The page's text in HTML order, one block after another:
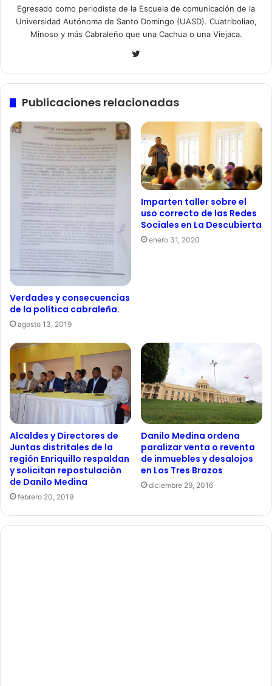
Egresado como periodista de la Escuela de comunicación de la
Universidad Autónoma de Santo Domingo (UASD). Cuatriboliao,
Minoso y más Cabraleño que una Cachua o una Viejaca.
Twitter
Publicaciones relacionadas
Verdades y consecuencias
de la política cabraleña.
agosto 13, 2019
Imparten taller sobre el
uso correcto de las Redes
Sociales en La Descubierta
enero 31, 2020
Alcaldes y Directores de
Juntas distritales de la
región Enriquillo respaldan
y solicitan repostulación
de Danilo Medina
febrero 20, 2019
Danilo Medina ordena
paralizar venta o reventa
de inmuebles y desalojos
en Los Tres Brazos
diciembre 29, 2016